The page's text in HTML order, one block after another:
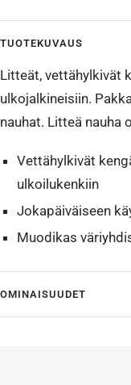
TUOTEKUVAUS
Litteät, vettähylkivät
ulkojalkineisiin.
nauhat. Litteä nauha
Vettähylkivät
ulkoilukenkiin
Jokapäiväiseen
Muodikas
OMINAISUUDET